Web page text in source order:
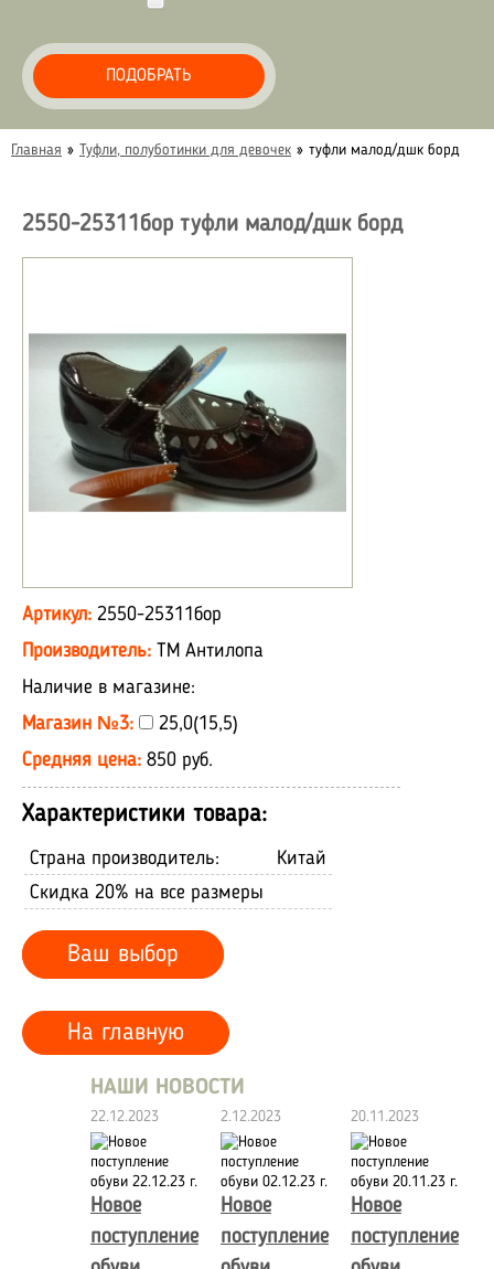
ПОДОБРАТЬ
Главная » Туфли, полуботинки для девочек » туфли малод/дшк борд
2550-25311бор туфли малод/дшк борд
Артикул: 2550-25311бор
Производитель: ТМ Антилопа
Наличие в магазине:
Магазин №3:
25,0(15,5)
Средняя цена: 850 руб.
Характеристики товара:
Страна производитель:
Китай
Скидка 20% на все размеры
Ваш выбор
На главную
НАШИ НОВОСТИ
22.12.2023
Новое
поступление
2.12.2023
Новое
поступление
20.11.2023
Новое
поступление